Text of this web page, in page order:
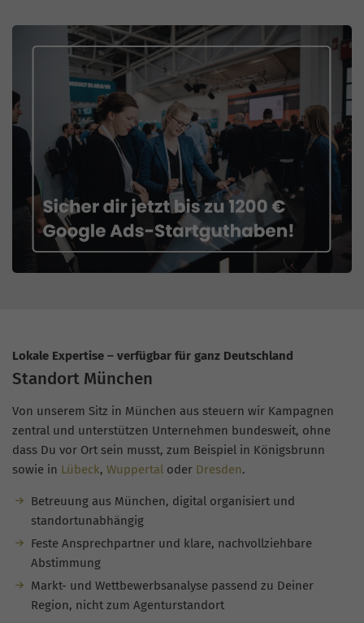
Lokale Expertise – verfügbar für ganz Deutschland
Standort München
Von unserem Sitz in München aus steuern wir Kampagnen
zentral und unterstützen Unternehmen bundesweit, ohne
dass Du vor Ort sein musst, zum Beispiel in Königsbrunn
sowie in Lübeck, Wuppertal oder Dresden.
Betreuung aus München, digital organisiert und
standortunabhängig
Feste Ansprechpartner und klare, nachvollziehbare
Abstimmung
Markt- und Wettbewerbsanalyse passend zu Deiner
Region, nicht zum Agenturstandort